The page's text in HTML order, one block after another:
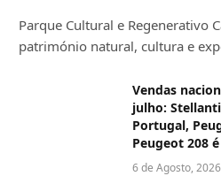
Parque Cultural e Regenerativo
património natural, cultura e
Vendas
julho:
Portugal,
Peugeot 208
6 de Agosto, 2026